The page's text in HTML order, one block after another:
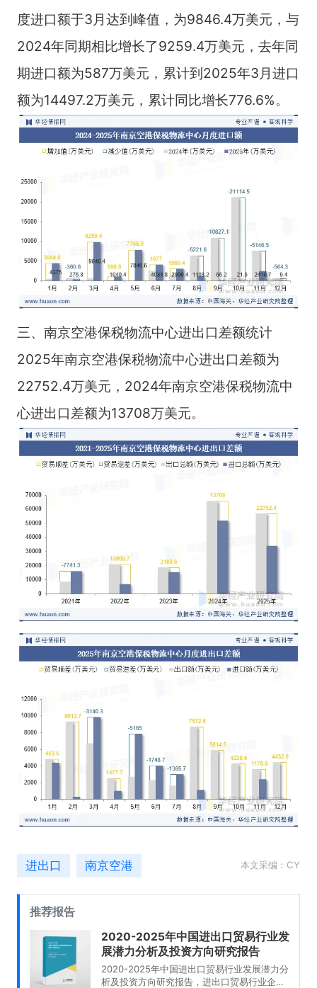
度进口额于3月达到峰值，为9846.4万美元，与
2024年同期相比增长了9259.4万美元，去年同
期进口额为587万美元，累计到2025年3月进口
额为14497.2万美元，累计同比增长776.6%。
三、南京空港保税物流中心进出口差额统计
2025年南京空港保税物流中心进出口差额为
22752.4万美元，2024年南京空港保税物流中
心进出口差额为13708万美元。
进出口 南京空港 本文采编：CY
推荐报告
2020-2025年中国进出口贸易行业发
展潜力分析及投资方向研究报告
2020-2025年中国进出口贸易行业发展潜力分
析及投资方向研究报告，进出口贸易行业企业